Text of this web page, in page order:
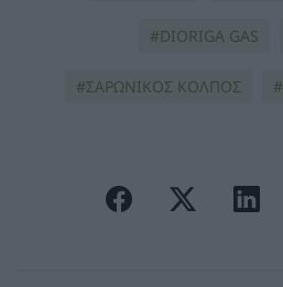
DIORIGA GAS
ΣΑΡΩΝΙΚΌΣ ΚΌΛΠΟΣ